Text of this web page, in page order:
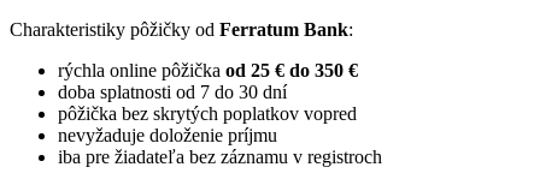
Charakteristiky pôžičky od Ferratum Bank:
rýchla online pôžička od 25 € do 350 €
doba splatnosti od 7 do 30 dní
pôžička bez skrytých poplatkov vopred
nevyžaduje doloženie príjmu
iba pre žiadateľa bez záznamu v registroch